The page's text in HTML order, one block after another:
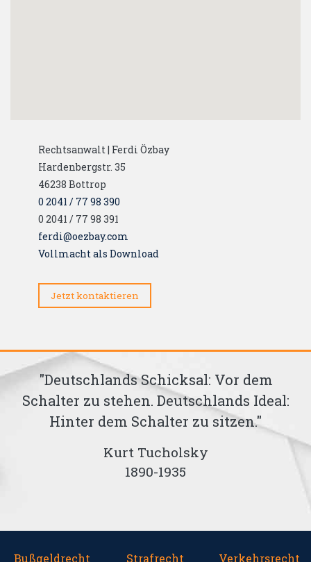
Rechtsanwalt | Ferdi Özbay
Hardenbergstr. 35
46238 Bottrop
0 2041 / 77 98 390
0 2041 / 77 98 391
ferdi@oezbay.com
Vollmacht als Download
Jetzt kontaktieren
"Deutschlands Schicksal: Vor dem
Schalter zu stehen. Deutschlands Ideal:
Hinter dem Schalter zu sitzen."
Kurt Tucholsky
1890-1935
Bußgeldrecht Strafrecht Verkehrsrecht